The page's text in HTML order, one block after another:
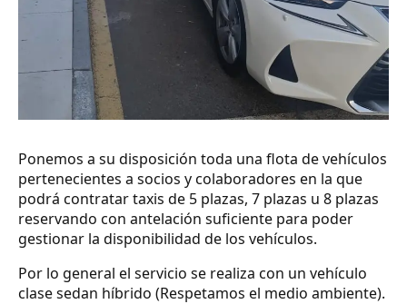
Ponemos a su disposición toda una flota de vehículos
pertenecientes a socios y colaboradores en la que
podrá contratar taxis de 5 plazas, 7 plazas u 8 plazas
reservando con antelación suficiente para poder
gestionar la disponibilidad de los vehículos.
Por lo general el servicio se realiza con un vehículo
clase sedan híbrido (Respetamos el medio ambiente).